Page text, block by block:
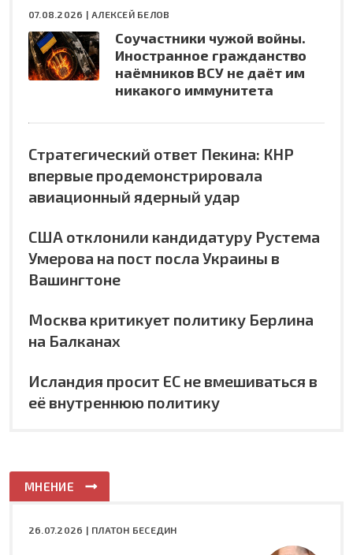
07.08.2026 |АЛЕКСЕЙ БЕЛОВ
Соучастники чужой войны.
Иностранное гражданство
наёмников ВСУ не даёт им
никакого иммунитета
Стратегический ответ Пекина: КНР
впервые продемонстрировала
авиационный ядерный удар
США отклонили кандидатуру Рустема
Умерова на пост посла Украины в
Вашингтоне
Москва критикует политику Берлина
на Балканах
Исландия просит ЕС не вмешиваться в
её внутреннюю политику
МНЕНИЕ
26.07.2026 | ПЛАТОН БЕСЕДИН